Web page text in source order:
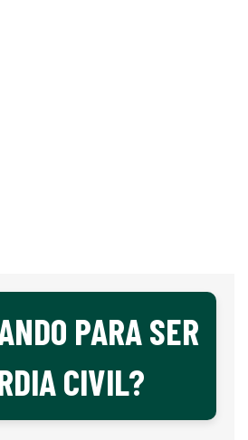
PARA SER
CIVIL?